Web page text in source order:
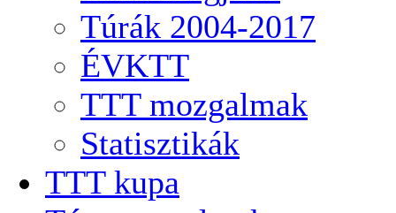
Túrák 2004-2017
ÉVKTT
TTT mozgalmak
Statisztikák
TTT kupa